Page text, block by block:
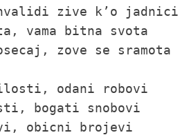
zive k’o jadnici
vama bitna svota
zove se sramota
odani robovi
bogati snobovi
obicni brojevi